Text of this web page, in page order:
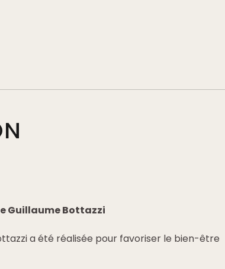
Guillaume Bottazzi
a été réalisée pour favoriser le bien-être